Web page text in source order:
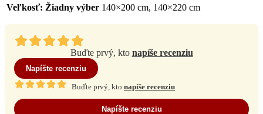
Veľkosť: Žiadny výber 140×200 cm, 140×220 cm
Buďte prvý, kto napíše recenziu
Napíšte recenziu
Buďte prvý, kto napíše recenziu
Napíšte recenziu